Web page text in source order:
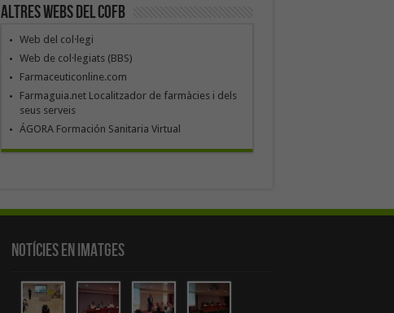
Altres webs del COFB
Web del col·legi
Web de col·legiats (BBS)
Farmaceuticonline.com
Farmaguia.net Localitzador de farmàcies i dels
seus serveis
ÁGORA Formación Sanitaria Virtual
Notícies en Imatges